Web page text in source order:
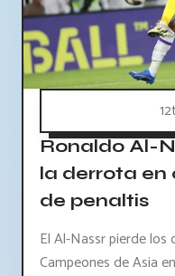
Ronaldo Al-
la derrota en
de penaltis
El Al-Nassr pierde
Campeones de Asia